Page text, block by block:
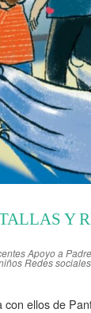
Y
Apoyo a
Redes sociales
ellos de